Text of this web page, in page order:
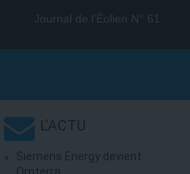
Journal de l’Éolien N° 61
L'ACTU
Siemens Energy devient